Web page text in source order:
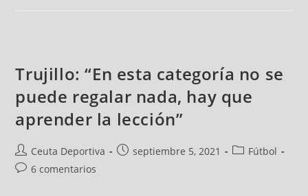
Trujillo: “En esta categoría no se
puede regalar nada, hay que
aprender la lección”
Ceuta Deportiva septiembre 5, 2021
Fútbol
6 comentarios